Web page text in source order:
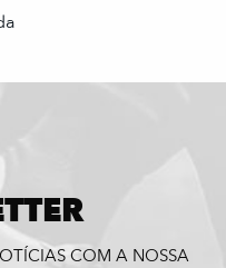
COM A NOSSA